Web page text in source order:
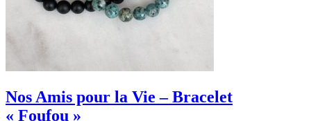
Nos Amis pour la Vie – Bracelet
« Foufou »